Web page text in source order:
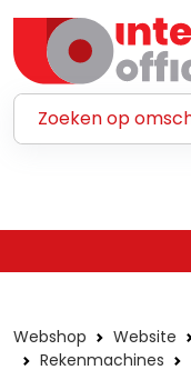
Webshop Website
Rekenmachines